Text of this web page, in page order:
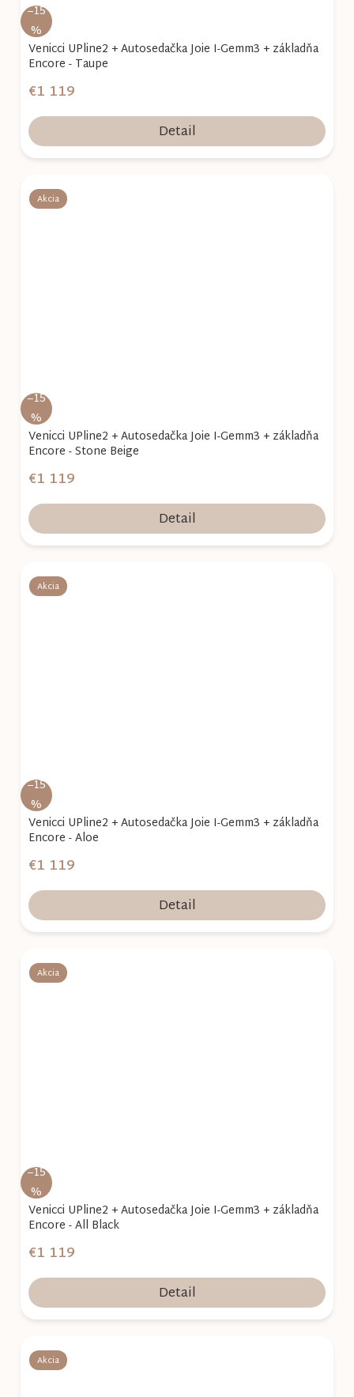
–15
%
Venicci UPline2 + Autosedačka Joie I-Gemm3 + základňa
Encore - Taupe
€1 119
Detail
Akcia
–15
%
Venicci UPline2 + Autosedačka Joie I-Gemm3 + základňa
Encore - Stone Beige
€1 119
Detail
Akcia
–15
%
Venicci UPline2 + Autosedačka Joie I-Gemm3 + základňa
Encore - Aloe
€1 119
Detail
Akcia
–15
%
Venicci UPline2 + Autosedačka Joie I-Gemm3 + základňa
Encore - All Black
€1 119
Detail
Akcia